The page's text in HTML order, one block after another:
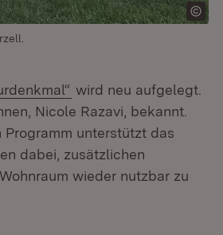
(Öffnet in neuem
wird neu aufgelegt.
Nicole Razavi, bekannt.
Fenster)
Programm unterstützt das
dabei, zusätzlichen
wieder nutzbar zu